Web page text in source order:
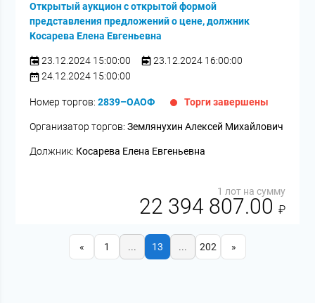
Открытый аукцион с открытой формой
представления предложений о цене, должник
Косарева Елена Евгеньевна
23.12.2024 15:00:00
23.12.2024 16:00:00
24.12.2024 15:00:00
Номер торгов:2839–ОАОФ Торги завершены
Организатор торгов:Землянухин Алексей Михайлович
Должник: Косарева Елена Евгеньевна
1 лот на сумму
22 394 807.00 ₽
« 1 ... 13 ... 202 »